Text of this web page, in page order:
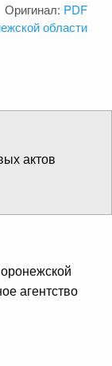
Оригинал: PDF
области
актов
агентство